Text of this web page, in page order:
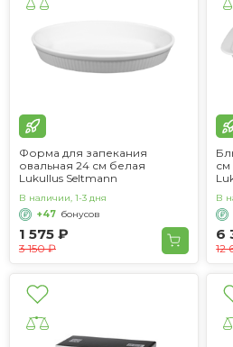
Форма для запекания
овальная 24 см белая
Lukullus Seltmann
1 575 ₽
3 150 ₽
В наличии, 1-3 дня
+47 бонусов
6
12
В